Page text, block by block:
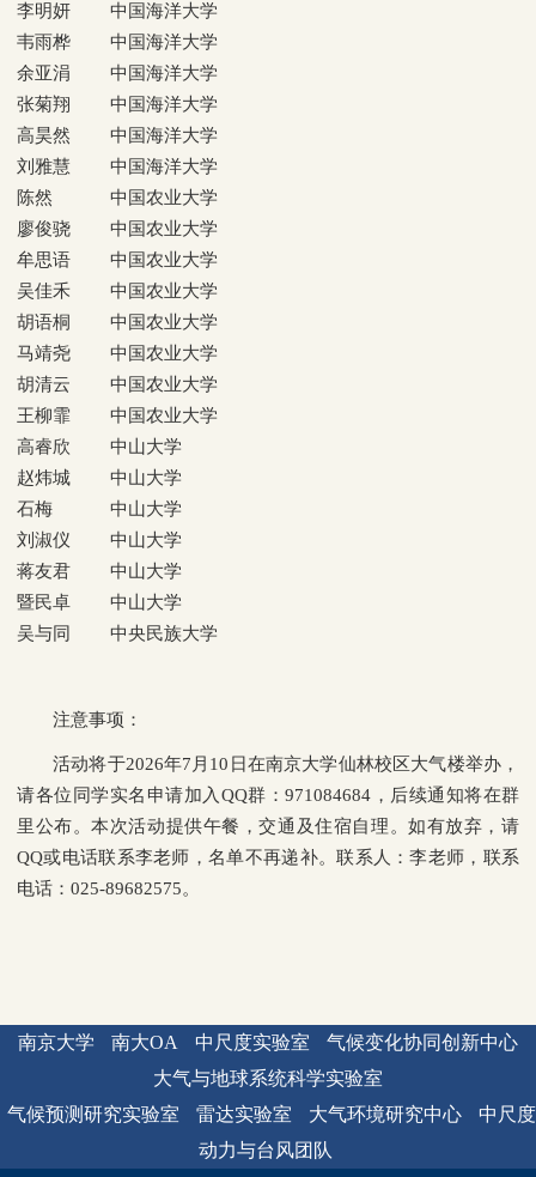
李明妍
中国海洋大学
韦雨桦
中国海洋大学
余亚涓
中国海洋大学
张菊翔
中国海洋大学
高昊然
中国海洋大学
刘雅慧
中国海洋大学
陈然
中国农业大学
廖俊骁
中国农业大学
牟思语
中国农业大学
吴佳禾
中国农业大学
胡语桐
中国农业大学
马靖尧
中国农业大学
胡清云
中国农业大学
王柳霏
中国农业大学
高睿欣
中山大学
赵炜城
中山大学
石梅
中山大学
刘淑仪
中山大学
蒋友君
中山大学
暨民卓
中山大学
吴与同
中央民族大学
注意事项：
活动将于2026年7月10日在南京大学仙林校区大气楼举办，
请各位同学实名申请加入QQ群：971084684，后续通知将在群
里公布。本次活动提供午餐，交通及住宿自理。如有放弃，请
QQ或电话联系李老师，名单不再递补。联系人：李老师，联系
电话：025-89682575。
南京大学 南大OA 中尺度实验室
气候变化协同创新中心
大气与地球系统科学实验室
气候预测研究实验室
雷达实验室 大气环境研究中心
中尺度
动力与台风团队